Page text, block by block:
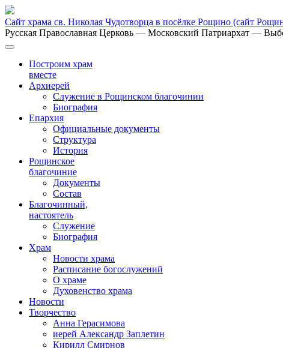
Сайт храма св. Николая Чудотворца в посёлке Рощино (сайт
Русская Православная Церковь — Московский Патриархат —
Построим храм
вместе
Архиерей
Служение в Рощинском благочинии
Биография
Епархия
Официальные документы
Структура
История
Рощинское
благочиние
Документы
Состав
Благочинный,
настоятель
Служение
Биография
Храм
Новости храма
Расписание богослужений
О храме
Духовенство храма
Новости
Творчество
Анна Герасимова
иерей Александр Заплетин
Кирилл Смирнов